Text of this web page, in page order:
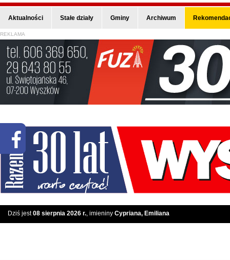
Aktualności Stałe działy Gminy Archiwum
REKLAMA
Dziś jest08 sierpnia 2026 r., imieniny Cypriana, Emiliana